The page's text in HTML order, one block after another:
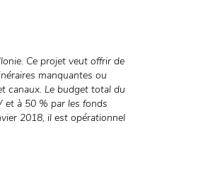
Ce projet veut offrir de
manquantes ou
canaux. Le budget total du
et à 50 % par les fonds
2018, il est opérationnel